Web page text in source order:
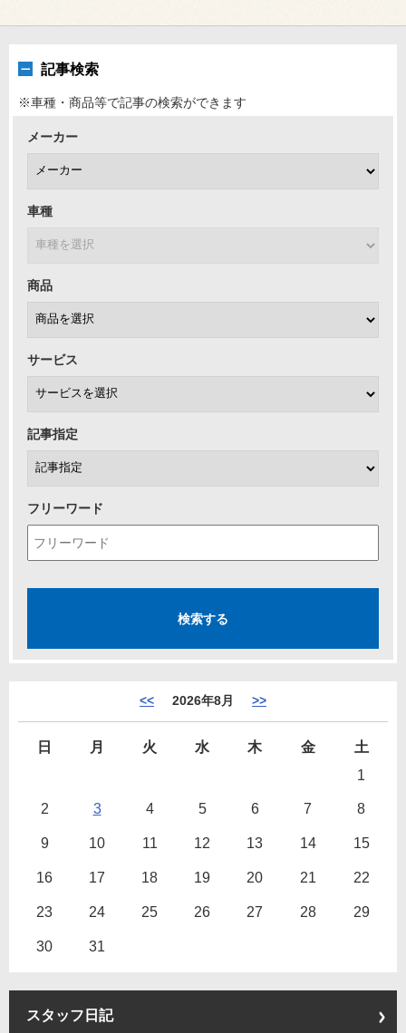
記事検索
※車種・商品等で記事の検索ができます
メーカー
車種
商品
サービス
記事指定
フリーワード
<< 2026年8月 >>
日 月 火 水 木 金
土
1
2 3 4 5 6 7 8
9 10 11 12 13 14 15
16 17 18 19 20 21 22
23 24 25 26 27 28 29
30 31
スタッフ日記